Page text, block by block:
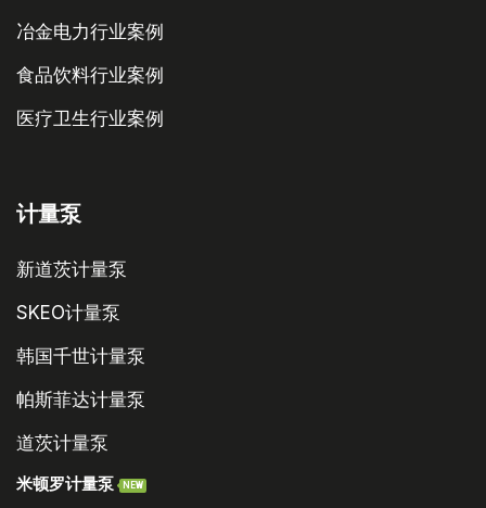
冶金电力行业案例
食品饮料行业案例
医疗卫生行业案例
计量泵
新道茨计量泵
SKEO计量泵
韩国千世计量泵
帕斯菲达计量泵
道茨计量泵
米顿罗计量泵 NEW